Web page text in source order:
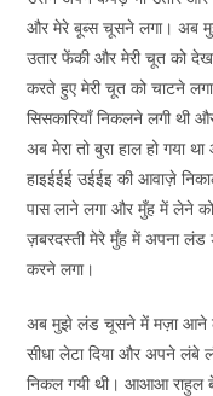
और मेरे बूब्स चूसने लगा। अब
उतार फेंकी और मेरी चूत को
करते हुए मेरी चूत को चाटने
सिसकारियाँ निकलने लगी थी
अब मेरा तो बुरा हाल हो
हाइईईई उईईइ की आवाज़े
पास लाने लगा और मुँह में लेने
ज़बरदस्ती मेरे मुँह में अपना लंड
करने लगा।
अब मुझे लंड चूसने में मज़ा आने
सीधा लेटा दिया और अपने लंबे
निकल गयी थी। आआआ राहुल